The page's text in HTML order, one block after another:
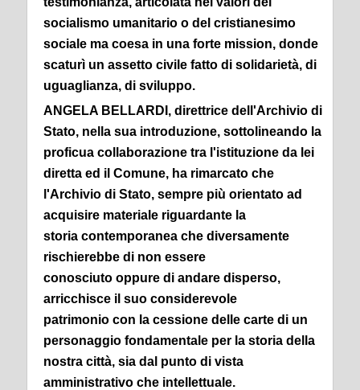
socialismo umanitario o del cristianesimo
sociale ma coesa in una forte mission, donde
scaturì un assetto civile fatto di solidarietà, di
uguaglianza, di sviluppo.
ANGELA BELLARDI, direttrice dell'Archivio di
Stato, nella sua introduzione, sottolineando la
proficua collaborazione tra l'istituzione da lei
diretta ed il Comune, ha rimarcato che
l'Archivio di Stato, sempre più orientato ad
acquisire materiale riguardante la
storia contemporanea che diversamente
rischierebbe di non essere
conosciuto oppure di andare disperso,
arricchisce il suo considerevole
patrimonio con la cessione delle carte di un
personaggio fondamentale per la storia della
nostra città, sia dal punto di vista
amministrativo che intellettuale.